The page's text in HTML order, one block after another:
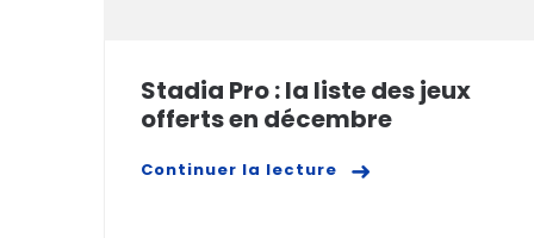
Stadia Pro : la liste des jeux
offerts en décembre
Continuer la lecture